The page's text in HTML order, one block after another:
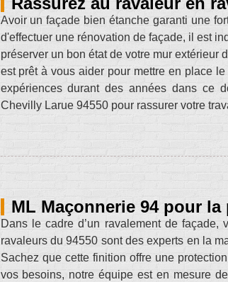
Avoir un façade bien étanche garanti une
d'effectuer une rénovation de façade, il est
préserver un bon état de votre mur
est prêt à vous aider pour mettre en place
expériences durant des années dans ce
Chevilly Larue 94550 pour rassurer votre
ML Maçonnerie 94 pour
Dans le cadre d’un ravalement de
ravaleurs du 94550 sont des experts en la
Sachez que cette finition offre une
vos besoins, notre équipe est en mesure